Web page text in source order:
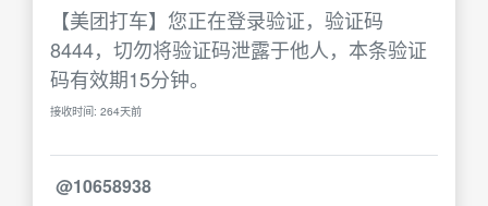
【美团打车】您正在登录验证，验证码
8444，切勿将验证码泄露于他人，本条验证
码有效期15分钟。
接收时间: 264天前
@10658938